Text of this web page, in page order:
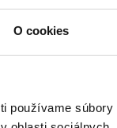
O cookies
používame súbory